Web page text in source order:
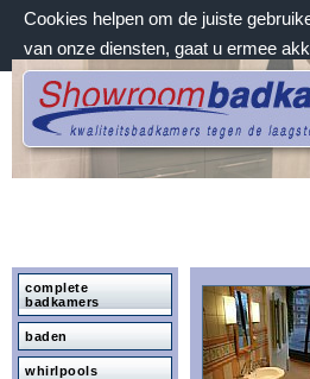
Cookies helpen om de juiste
van onze diensten, gaat u ermee
vrijdag 7 augustus 2026, 00:27 uur
Welkom bij
complete
badkamers
baden
whirlpools